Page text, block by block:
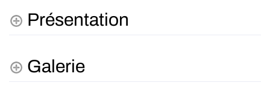
Présentation
Galerie